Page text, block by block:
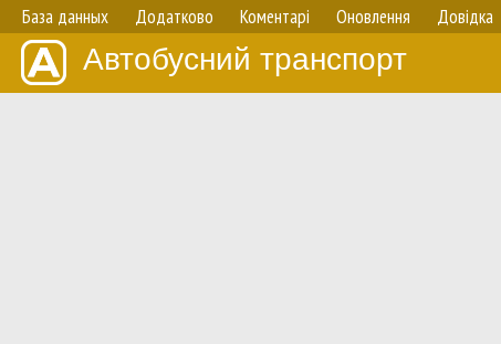
База данных Додатково Коментарі Оновлення Довідка
Автобусний транспорт